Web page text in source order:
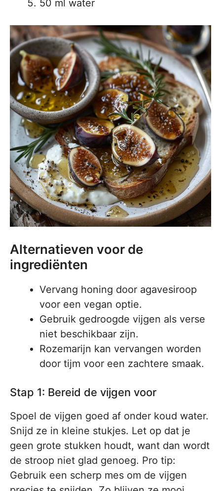
50 ml water
Alternatieven voor de
ingrediënten
Vervang honing door agavesiroop
voor een vegan optie.
Gebruik gedroogde vijgen als verse
niet beschikbaar zijn.
Rozemarijn kan vervangen worden
door tijm voor een zachtere smaak.
Stap 1: Bereid de vijgen voor
Spoel de vijgen goed af onder koud water.
Snijd ze in kleine stukjes. Let op dat je
geen grote stukken houdt, want dan wordt
de stroop niet glad genoeg. Pro tip:
Gebruik een scherp mes om de vijgen